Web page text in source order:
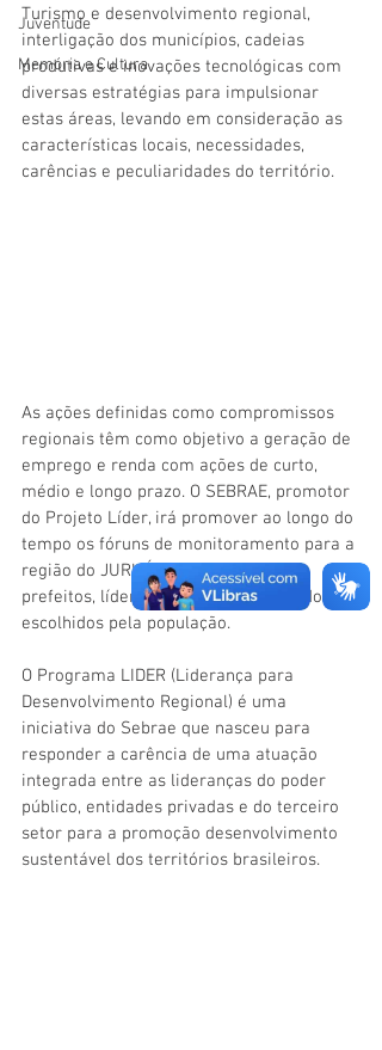
Juventude
Memória e Cultura
Turismo e desenvolvimento regional,
interligação dos municípios, cadeias
produtivas e inovações tecnológicas com
diversas estratégias para impulsionar
estas áreas, levando em consideração as
características locais, necessidades,
carências e peculiaridades do território.
As ações definidas como compromissos
regionais têm como objetivo a geração de
emprego e renda com ações de curto,
médio e longo prazo. O SEBRAE, promotor
do Projeto Líder, irá promover ao longo do
tempo os fóruns de monitoramento para a
região do JURUÁ sob o olhar dos
prefeitos, líderes natos por terem sido
escolhidos pela população.
O Programa LIDER (Liderança para
Desenvolvimento Regional) é uma
iniciativa do Sebrae que nasceu para
responder a carência de uma atuação
integrada entre as lideranças do poder
público, entidades privadas e do terceiro
setor para a promoção desenvolvimento
sustentável dos territórios brasileiros.